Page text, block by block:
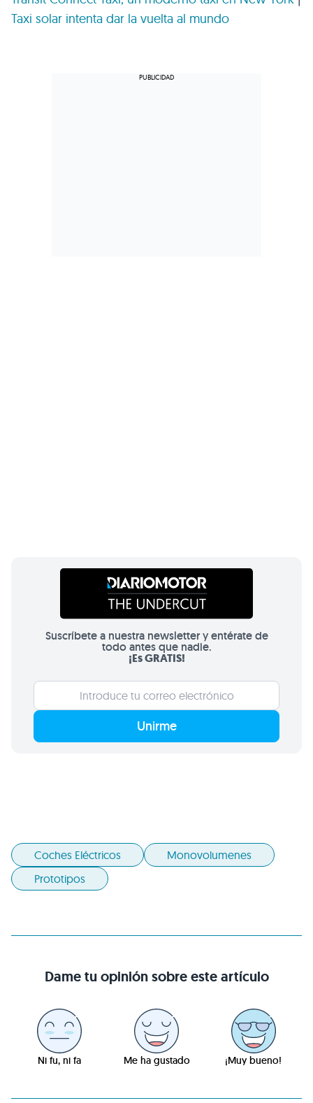
Taxi solar intenta dar la vuelta al mundo
Suscríbete a nuestra newsletter y entérate de
todo antes que nadie.
¡Es GRATIS!
Unirme
Coches Eléctricos
Monovolumenes
Prototipos
Dame tu opinión sobre este artículo
Ni fu, ni fa Me ha gustado ¡Muy bueno!